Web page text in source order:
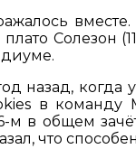
Солезон
назад,
в команду
в общем
что